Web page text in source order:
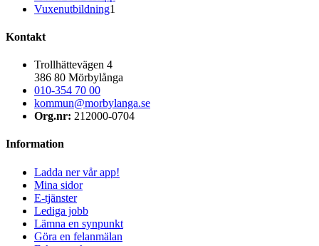
Vuxenutbildning1
Kontakt
Trollhättevägen 4
386 80 Mörbylånga
010-354 70 00
kommun@morbylanga.se
Org.nr: 212000-0704
Information
Ladda ner vår app!
Mina sidor
E-tjänster
Lediga jobb
Lämna en synpunkt
Göra en felanmälan